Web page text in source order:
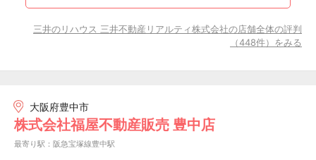
三井のリハウス 三井不動産リアルティ株式会社の店舗全体の評判
（448件）をみる
大阪府豊中市
株式会社福屋不動産販売 豊中店
最寄り駅：阪急宝塚線豊中駅